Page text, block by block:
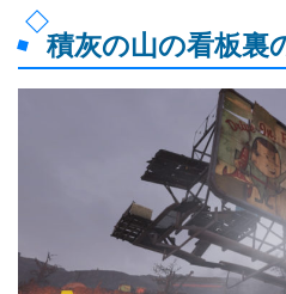
積灰の山の看板裏